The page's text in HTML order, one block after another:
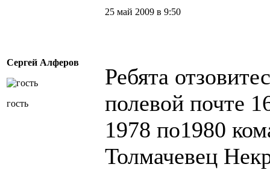
Сергей Алферов
гость
25 май 2009 в 9:50
Ребята
полевой почте
1978 по1980
Толмачевец